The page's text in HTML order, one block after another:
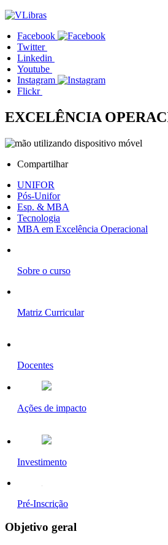
Facebook
Twitter
Linkedin
Youtube
Instagram
Flickr
EXCELÊNCIA
Compartilhar
UNIFOR
Pós-Unifor
Esp. & MBA
Tecnologia
MBA em Excelência Operacional
Sobre o curso
Matriz Curricular
Docentes
Ações de impacto
Investimento
Pré-Inscrição
Objetivo geral